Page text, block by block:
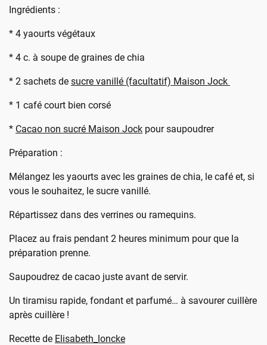
Ingrédients :
* 4 yaourts végétaux
* 4 c. à soupe de graines de chia
* 2 sachets de sucre vanillé (facultatif) Maison Jock
* 1 café court bien corsé
* Cacao non sucré Maison Jock pour saupoudrer
Préparation :
Mélangez les yaourts avec les graines de chia, le café et, si
vous le souhaitez, le sucre vanillé.
Répartissez dans des verrines ou ramequins.
Placez au frais pendant 2 heures minimum pour que la
préparation prenne.
Saupoudrez de cacao juste avant de servir.
Un tiramisu rapide, fondant et parfumé… à savourer cuillère
après cuillère !
Recette de Elisabeth_loncke